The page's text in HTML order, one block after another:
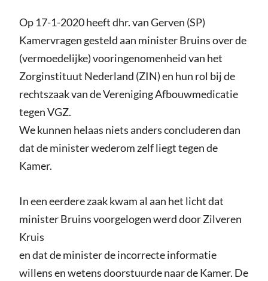
Op 17-1-2020 heeft dhr. van Gerven (SP)
Kamervragen gesteld aan minister Bruins over de
(vermoedelijke) vooringenomenheid van het
Zorginstituut Nederland (ZIN) en hun rol bij de
rechtszaak van de Vereniging Afbouwmedicatie
tegen VGZ.
We kunnen helaas niets anders concluderen dan
dat de minister wederom zelf liegt tegen de
Kamer.
In een eerdere zaak kwam al aan het licht dat
minister Bruins voorgelogen werd door Zilveren
Kruis
en dat de minister de incorrecte informatie
willens en wetens doorstuurde naar de Kamer. De